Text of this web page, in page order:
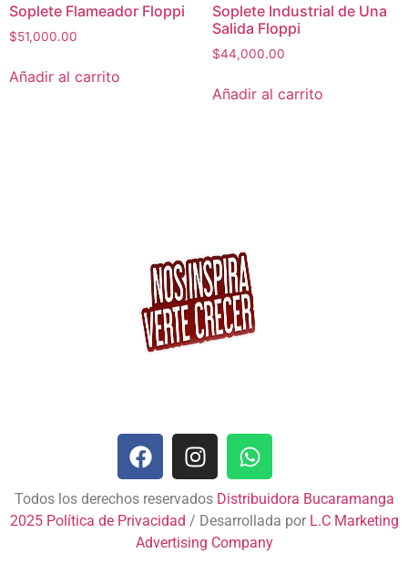
Soplete Flameador Floppi
$51,000.00
Añadir al carrito
Soplete Industrial de Una
Salida Floppi
$44,000.00
Añadir al carrito
Todos los derechos reservados Distribuidora Bucaramanga
2025Política de Privacidad / Desarrollada porL.C Marketing
Advertising Company